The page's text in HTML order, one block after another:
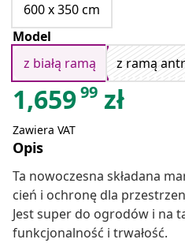
600 x 350 cm
Model
z białą ramą
z ramą
1,65999 zł
Zawiera VAT
Opis
Ta nowoczesna składana
cień i ochronę dla
Jest super do ogrodów i na
funkcjonalność i trwałość.